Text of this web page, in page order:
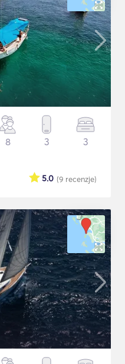
8 3 3
(9 recenzje)
5.0